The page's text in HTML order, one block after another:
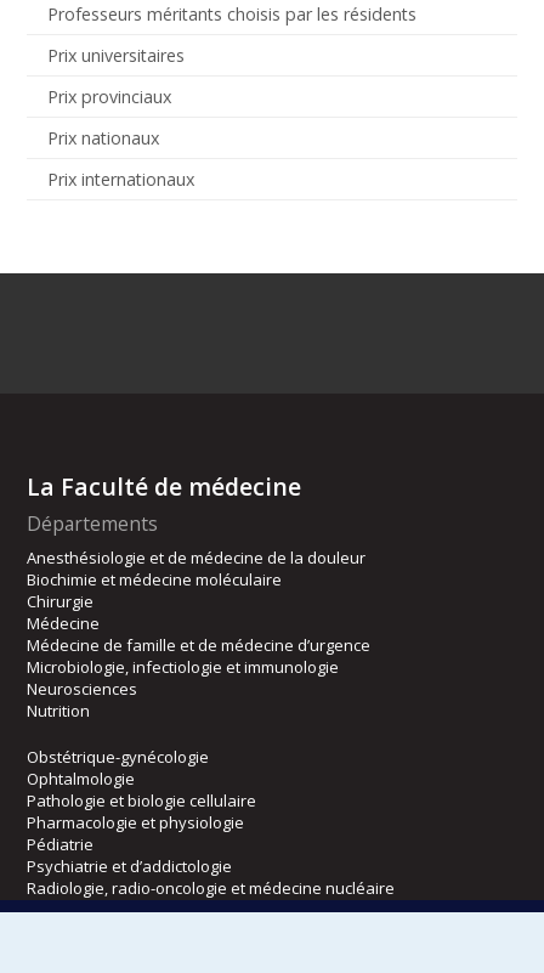
Professeurs méritants choisis par les résidents
Prix universitaires
Prix provinciaux
Prix nationaux
Prix internationaux
La Faculté de médecine
Départements
Anesthésiologie et de médecine de la douleur
Biochimie et médecine moléculaire
Chirurgie
Médecine
Médecine de famille et de médecine d’urgence
Microbiologie, infectiologie et immunologie
Neurosciences
Nutrition
Obstétrique-gynécologie
Ophtalmologie
Pathologie et biologie cellulaire
Pharmacologie et physiologie
Pédiatrie
Psychiatrie et d’addictologie
Radiologie, radio-oncologie et médecine nucléaire